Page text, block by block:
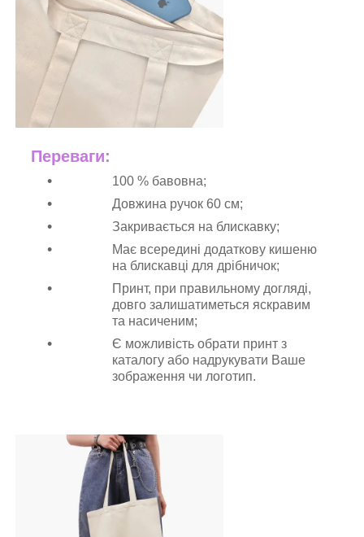
Переваги:
100 % бавовна;
Довжина ручок 60 см;
Закривається на блискавку;
Має всередині додаткову кишеню
на блискавці для дрібничок;
Принт, при правильному догляді,
довго залишатиметься яскравим
та насиченим;
Є можливість обрати принт з
каталогу або надрукувати Ваше
зображення чи логотип.